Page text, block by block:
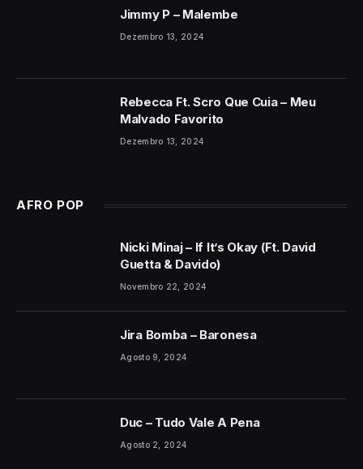
Jimmy P – Malembe
Dezembro 13, 2024
Rebecca Ft. Scro Que Cuia – Meu
Malvado Favorito
Dezembro 13, 2024
AFRO POP
Nicki Minaj – If It’s Okay (Ft. David
Guetta & Davido)
Novembro 22, 2024
Jira Bomba – Baronesa
Agosto 9, 2024
Duc – Tudo Vale A Pena
Agosto 2, 2024